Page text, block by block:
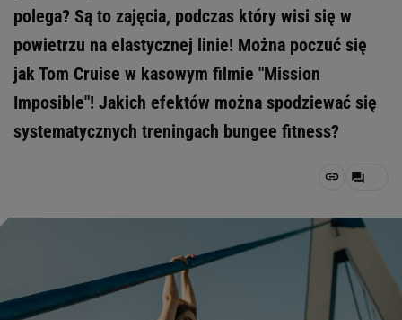
polega? Są to zajęcia, podczas który wisi się w
powietrzu na elastycznej linie! Można poczuć się
jak Tom Cruise w kasowym filmie "Mission
Imposible"! Jakich efektów można spodziewać się
systematycznych treningach bungee fitness?